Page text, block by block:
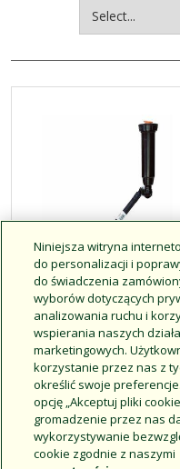
Złącza
przegubowe z
serii SA
Niniejsza witryna
do personalizacji i
do świadczenia
wyborów dotyczących
analizowania ruchu i
wspierania naszych
marketingowych.
korzystanie przez nas z
określić swoje
opcję „Akceptuj pliki
gromadzenie przez nas
wykorzystywanie
cookie zgodnie z naszymi